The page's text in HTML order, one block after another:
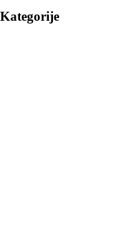
Kategorije